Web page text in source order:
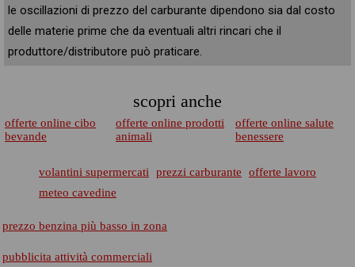
le oscillazioni di prezzo del carburante dipendono sia dal costo
delle materie prime che da eventuali altri rincari che il
produttore/distributore può praticare.
scopri anche
offerte online cibo
bevande
offerte online prodotti
animali
offerte online salute
benessere
volantini supermercati prezzi carburante
offerte lavoro
meteo cavedine
prezzo benzina più basso in zona
pubblicita attività commerciali